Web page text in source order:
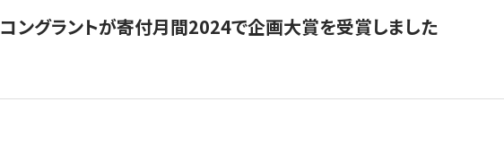
コングラントが寄付月間2024で企画大賞を受賞しました